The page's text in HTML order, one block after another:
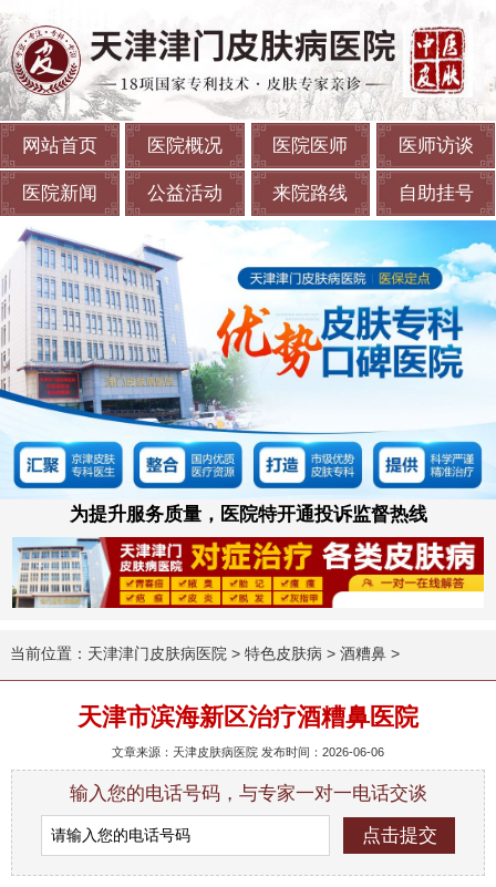
网站首页 医院概况 医院医师 医师访谈
医院新闻 公益活动 来院路线 自助挂号
为提升服务质量，医院特开通投诉监督热线
当前位置： 天津津门皮肤病医院 > 特色皮肤病 > 酒糟鼻>
天津市滨海新区治疗酒糟鼻医院
文章来源：天津皮肤病医院 发布时间：2026-06-06
输入您的电话号码，与专家一对一电话交谈